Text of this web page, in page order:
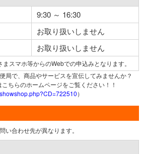
9:30 ～ 16:30
お取り扱いしません
お取り扱いしません
スマホ等からのWebでの申込みとなります。
局で、商品やサービスを宣伝してみませんか？
ちらのホームページをご覧ください！！
）
い合わせ先が異なります。